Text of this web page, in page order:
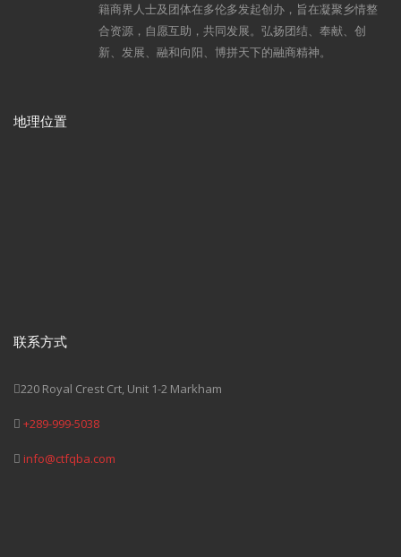
籍商界人士及团体在多伦多发起创办，旨在凝聚乡情整
合资源，自愿互助，共同发展。弘扬团结、奉献、创
新、发展、融和向阳、博拼天下的融商精神。
地理位置
联系方式
220 Royal Crest Crt, Unit 1-2 Markham
+289-999-5038
info@ctfqba.com